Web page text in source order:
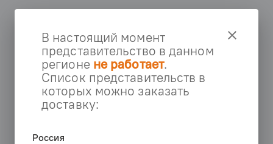
clear
В настоящий момент
представительство в данном
регионе не работает.
Список представительств в
которых можно заказать
доставку:
Россия